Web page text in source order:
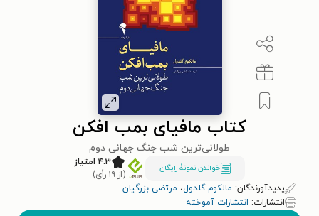
کتاب مافیای بمب افکن
طولانی‌ترین شب جنگ جهانی دوم
خواندن نمونۀ رایگان
۴.۳ امتیاز
(از ۱۹ رأی)
پدیدآورندگان: مالکوم گلدول، مرتضی بزرگیان
انتشارات: انتشارات آموخته